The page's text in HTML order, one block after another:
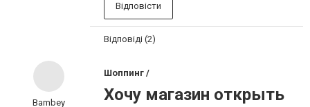
Відповісти
Відповіді (2)
Bambey
Шоппинг /
Хочу магазин открыть